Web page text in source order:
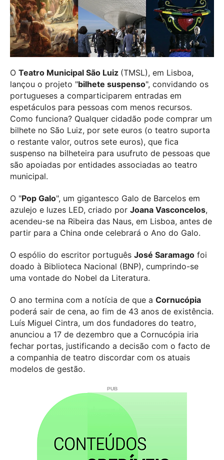
O Teatro Municipal São Luiz (TMSL), em Lisboa,
lançou o projeto "bilhete suspenso", convidando os
portugueses a comparticiparem entradas em
espetáculos para pessoas com menos recursos.
Como funciona? Qualquer cidadão pode comprar um
bilhete no São Luiz, por sete euros (o teatro suporta
o restante valor, outros sete euros), que fica
suspenso na bilheteira para usufruto de pessoas que
são apoiadas por entidades associadas ao teatro
municipal.
O "Pop Galo", um gigantesco Galo de Barcelos em
azulejo e luzes LED, criado por Joana Vasconcelos,
acendeu-se na Ribeira das Naus, em Lisboa, antes de
partir para a China onde celebrará o Ano do Galo.
O espólio do escritor português José Saramago foi
doado à Biblioteca Nacional (BNP), cumprindo-se
uma vontade do Nobel da Literatura.
O ano termina com a notícia de que a Cornucópia
poderá sair de cena, ao fim de 43 anos de existência.
Luís Miguel Cintra, um dos fundadores do teatro,
anunciou a 17 de dezembro que a Cornucópia iria
fechar portas, justificando a decisão com o facto de
a companhia de teatro discordar com os atuais
modelos de gestão.